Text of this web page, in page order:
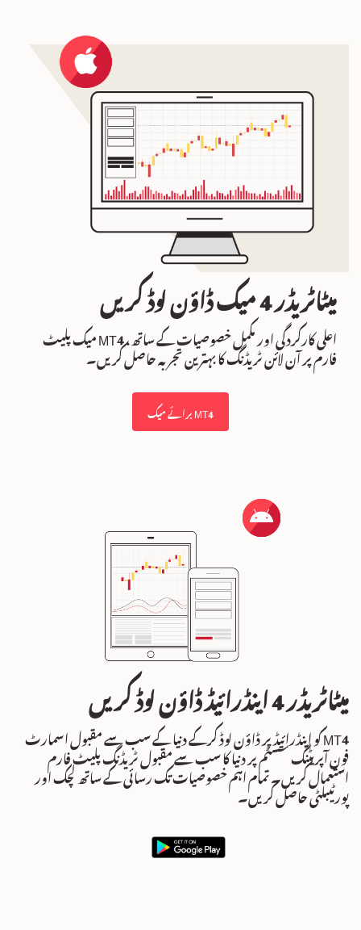
میٹاٹریڈر 4 میک ڈاؤن لوڈ کریں
اعلی کارکردگی اور مکمل خصوصیات کے ساتھ، MT4 میک پلیٹ
فارم پر آن لائن ٹریڈنگ کا بہترین تجربہ حاصل کریں۔
MT4 برائے میک
میٹاٹریڈر 4 اینڈرائیڈ ڈاؤن لوڈ کریں
MT4 کو اینڈرائیڈ پر ڈاؤن لوڈ کرکے دنیا کے سب سے مقبول اسمارٹ
فون آپریٹنگ سسٹم پر دنیا کا سب سے مقبول ٹریڈنگ پلیٹ فارم
استعمال کریں۔ تمام اہم خصوصیات تک رسائی کے ساتھ لچک اور
پورٹیبلٹی حاصل کریں۔